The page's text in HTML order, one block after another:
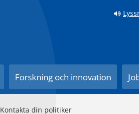
Forskning och innovation
Kontakta din politiker